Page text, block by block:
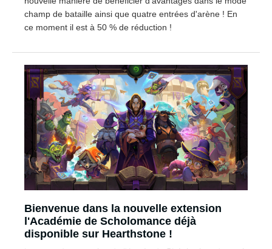
champ de bataille ainsi que quatre entrées d'arène ! En
ce moment il est à 50 % de réduction !
Bienvenue dans la nouvelle extension
l'Académie de Scholomance déjà
disponible sur Hearthstone !